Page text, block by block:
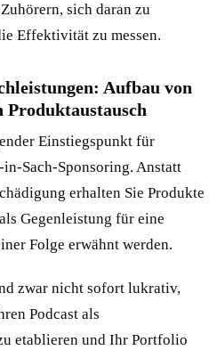
sich daran zu
Effektivität zu messen.
Aufbau von
Produktaustausch
Einstiegspunkt für
Sach-Sponsoring. Anstatt
erhalten Sie Produkte
Gegenleistung für eine
Folge erwähnt werden.
zwar nicht sofort lukrativ,
Podcast als
etablieren und Ihr Portfolio